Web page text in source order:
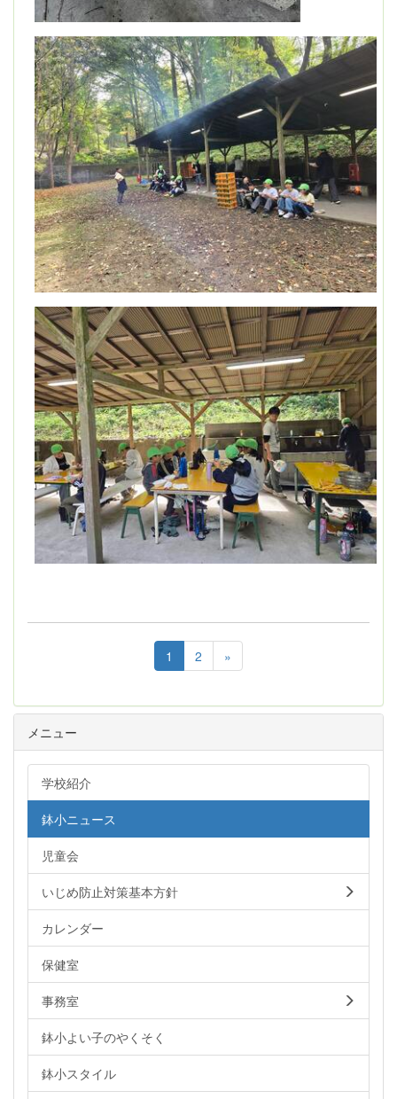
1 2 »
メニュー
学校紹介
鉢小ニュース
児童会
いじめ防止対策基本方針
カレンダー
保健室
事務室
鉢小よい子のやくそく
鉢小スタイル